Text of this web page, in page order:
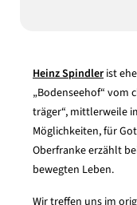
Heinz Spindlerist
„Bodenseehof“ vom
träger“, mittlerweile
Möglichkeiten, für
Oberfranke erzählt
bewegten Leben.